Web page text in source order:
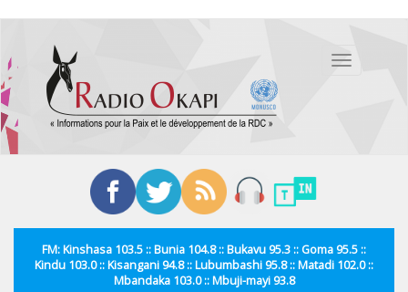
contenu
principal
Toggle
FM: Kinshasa 103.5 :: Bunia 104.8 :: Bukavu 95.3 :: Goma 95.5 ::
Kindu 103.0 :: Kisangani 94.8 :: Lubumbashi 95.8 :: Matadi 102.0 ::
Mbandaka 103.0 :: Mbuji-mayi 93.8